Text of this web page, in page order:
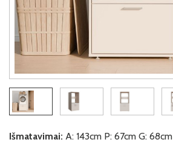
Išmatavimai: A: 143cm P: 67cm G: 68cm